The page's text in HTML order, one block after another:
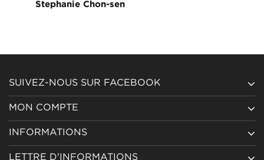
Stephanie Chon-sen
SUIVEZ-NOUS SUR FACEBOOK
MON COMPTE
INFORMATIONS
LETTRE D'INFORMATIONS